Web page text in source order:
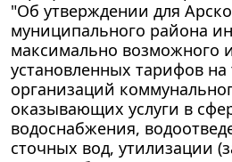
"Об утверждении для
муниципального района
максимально возможного
установленных тарифов на
организаций
оказывающих услуги в
водоснабжения,
сточных вод, утилизации